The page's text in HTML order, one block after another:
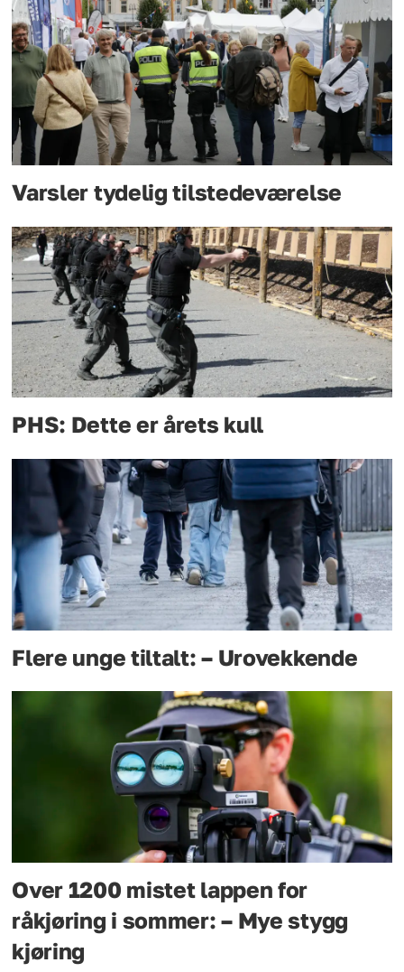
Varsler tydelig tilstedeværelse
PHS: Dette er årets kull
Flere unge tiltalt: – Urovekkende
Over 1200 mistet lappen for
råkjøring i sommer: – Mye stygg
kjøring